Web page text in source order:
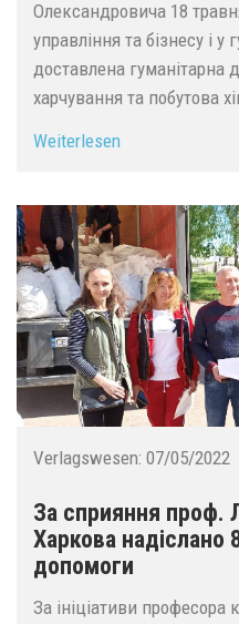
Олександровича 18
управління та бізнесу і
доставлена гуманітарна
харчування та побутова
Weiterlesen
Verlagswesen: 07/05/2022
За сприяння проф.
Харкова надіслано
допомоги
За ініціативи професора